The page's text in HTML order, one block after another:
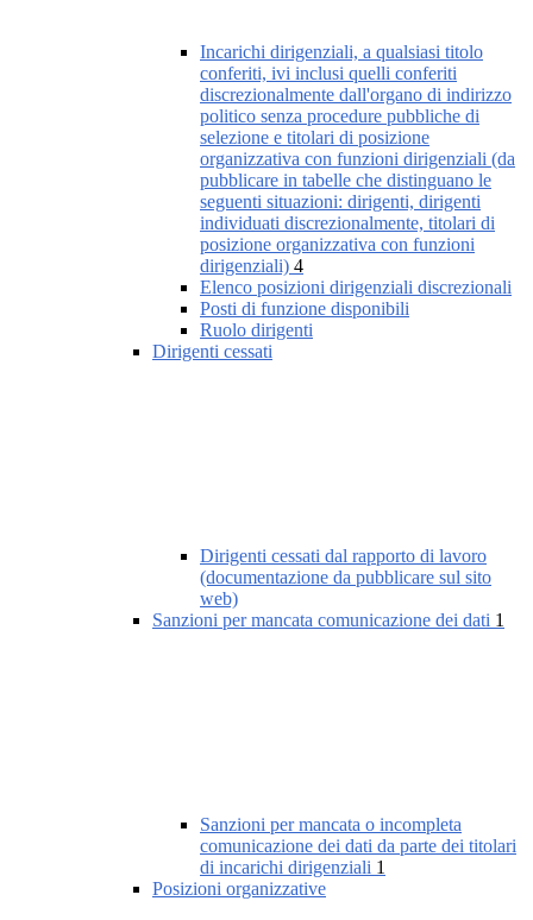
Incarichi dirigenziali, a qualsiasi titolo
conferiti, ivi inclusi quelli conferiti
discrezionalmente dall'organo di indirizzo
politico senza procedure pubbliche di
selezione e titolari di posizione
organizzativa con funzioni dirigenziali (da
pubblicare in tabelle che distinguano le
seguenti situazioni: dirigenti, dirigenti
individuati discrezionalmente, titolari di
posizione organizzativa con funzioni
dirigenziali) 4
Elenco posizioni dirigenziali discrezionali
Posti di funzione disponibili
Ruolo dirigenti
Dirigenti cessati
Dirigenti cessati dal rapporto di lavoro
(documentazione da pubblicare sul sito
web)
Sanzioni per mancata comunicazione dei dati 1
Sanzioni per mancata o incompleta
comunicazione dei dati da parte dei titolari
di incarichi dirigenziali 1
Posizioni organizzative